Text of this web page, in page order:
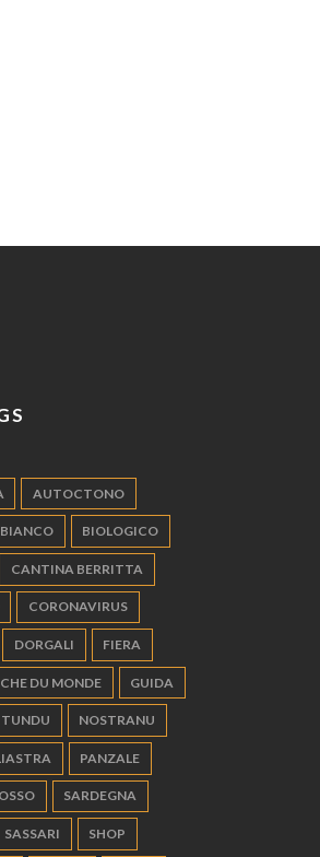
AUTOCTONO
BIANCO BIOLOGICO
CANTINA BERRITTA
CORONAVIRUS
DORGALI FIERA
DU MONDE GUIDA
NOSTRANU
PANZALE
SARDEGNA
SASSARI SHOP